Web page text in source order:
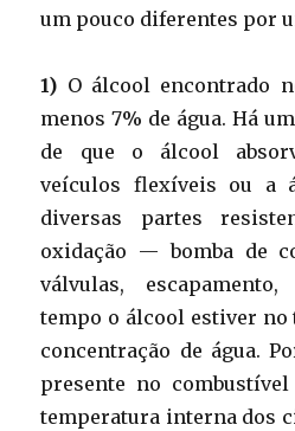
um pouco diferentes por
1) O álcool encontrado
menos 7% de água. Há
de que o álcool
veículos flexíveis ou a
diversas partes
oxidação — bomba de
válvulas,
tempo o álcool estiver no
concentração de água.
presente no
temperatura interna dos